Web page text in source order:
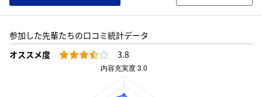
参加した先輩たちの口コミ統計データ
オススメ度
3.8